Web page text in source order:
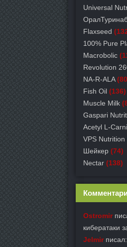
Universal
Flaxseed
100% Pure
Macrobolic
Revolution
NA-R-ALA
Fish Oil (136)
Muscle Milk
Gaspari
Acetyl L-
VPS Nutrition
Шейкер (74)
Nectar (138)
Ostromir
кибератаки
Jelmirписал: